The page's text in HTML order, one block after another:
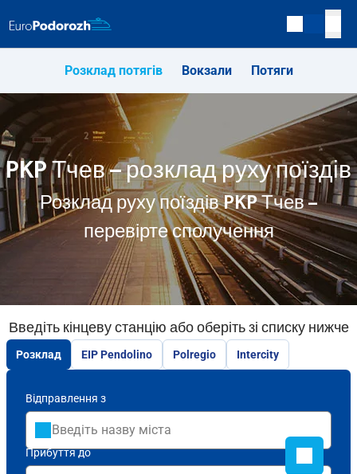
Розклад потягів Вокзали Потяги
PKP Тчев – розклад руху поїздів
Розклад руху поїздів PKP Тчев –
перевірте сполучення
Введіть кінцеву станцію або оберіть зі списку нижче
Розклад EIP Pendolino Polregio Intercity
Відправлення з
Прибуття до